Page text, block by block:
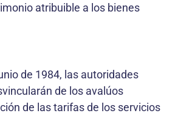
atribuible a los bienes
de 1984, las autoridades
de los avalúos
de las tarifas de los servicios